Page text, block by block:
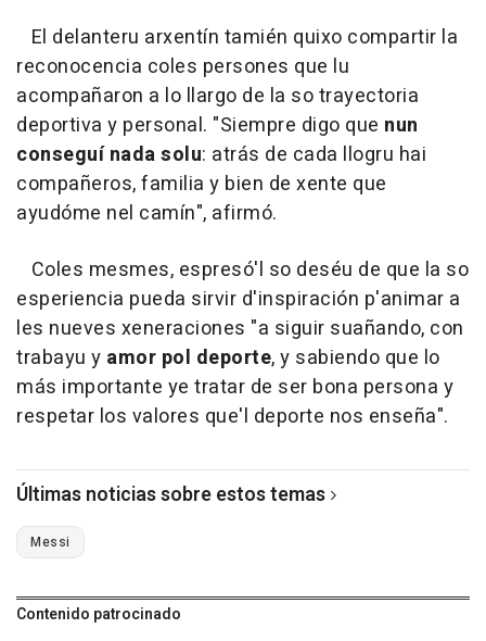
El delanteru arxentín tamién quixo compartir la
reconocencia coles persones que lu
acompañaron a lo llargo de la so trayectoria
deportiva y personal. "Siempre digo que nun
conseguí nada solu: atrás de cada llogru hai
compañeros, familia y bien de xente que
ayudóme nel camín", afirmó.
Coles mesmes, espresó'l so deséu de que la so
esperiencia pueda sirvir d'inspiración p'animar a
les nueves xeneraciones "a siguir suañando, con
trabayu y amor pol deporte, y sabiendo que lo
más importante ye tratar de ser bona persona y
respetar los valores que'l deporte nos enseña".
Últimas noticias sobre estos temas
Messi
Contenido patrocinado